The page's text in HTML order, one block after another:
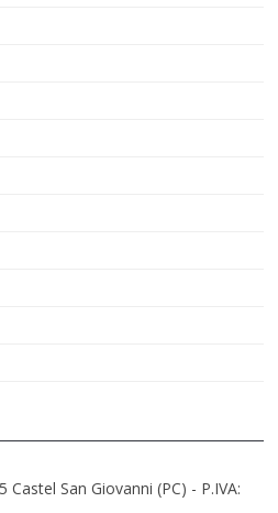
San Giovanni (PC) - P.IVA: